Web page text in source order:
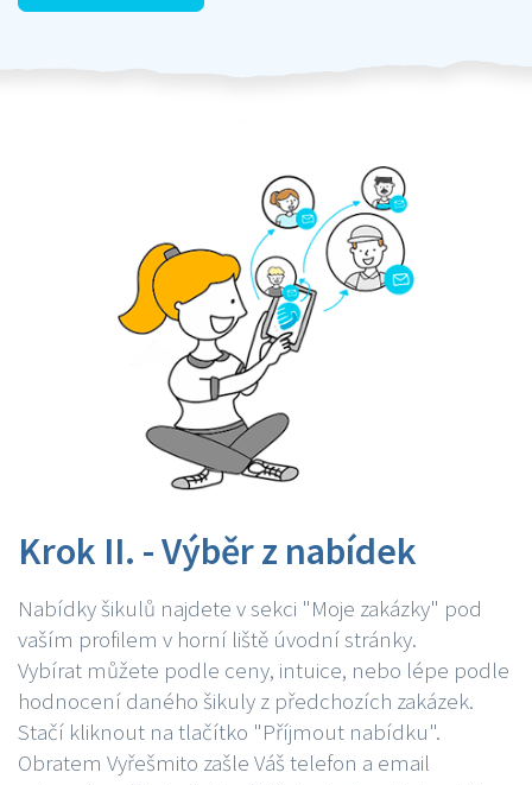
Krok II. - Výběr z nabídek
Nabídky šikulů najdete v sekci "Moje zakázky" pod
vaším profilem v horní liště úvodní stránky.
Vybírat můžete podle ceny, intuice, nebo lépe podle
hodnocení daného šikuly z předchozích zakázek.
Stačí kliknout na tlačítko "Příjmout nabídku".
Obratem Vyřešmito zašle Váš telefon a email